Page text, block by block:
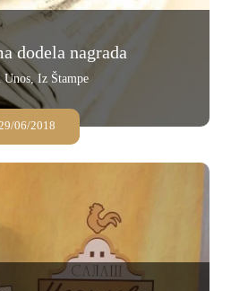
dodela nagrada
Unos,Iz Štampe
29/06/2018